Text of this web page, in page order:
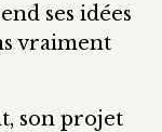
ses idées
vraiment
son projet